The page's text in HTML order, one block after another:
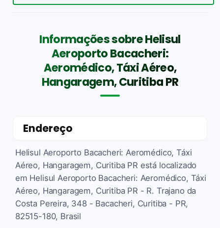
Informações sobre Helisul
Aeroporto Bacacheri:
Aeromédico, Táxi Aéreo,
Hangaragem, Curitiba PR
Endereço
Helisul Aeroporto Bacacheri: Aeromédico, Táxi
Aéreo, Hangaragem, Curitiba PR está localizado
em Helisul Aeroporto Bacacheri: Aeromédico, Táxi
Aéreo, Hangaragem, Curitiba PR - R. Trajano da
Costa Pereira, 348 - Bacacheri, Curitiba - PR,
82515-180, Brasil